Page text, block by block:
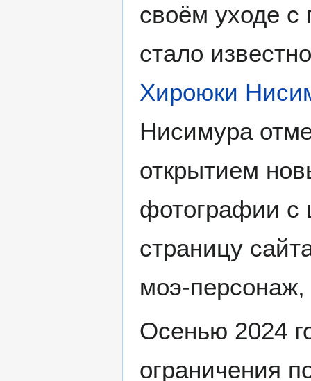
своём уходе с
стало
Хироюки
Нисимура
открытием
фотографии с
страницу
моэ-
Осенью 2024
ограничения